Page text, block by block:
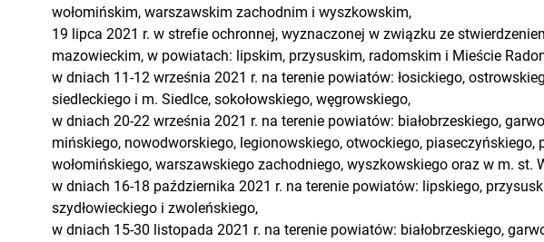
wołomińskim, warszawskim zachodnim i wyszkowskim,
19 lipca 2021 r. w strefie ochronnej, wyznaczonej w związku ze
mazowieckim, w powiatach: lipskim, przysuskim, radomskim i Mieście
w dniach 11-12 września 2021 r. na terenie powiatów: łosickiego,
siedleckiego i m. Siedlce, sokołowskiego, węgrowskiego,
w dniach 20-22 września 2021 r. na terenie powiatów: białobrzeskiego,
mińskiego, nowodworskiego, legionowskiego, otwockiego, piaseczyńskiego,
wołomińskiego, warszawskiego zachodniego, wyszkowskiego oraz w m. st.
w dniach 16-18 października 2021 r. na terenie powiatów: lipskiego,
szydłowieckiego i zwoleńskiego,
w dniach 15-30 listopada 2021 r. na terenie powiatów: białobrzeskiego,